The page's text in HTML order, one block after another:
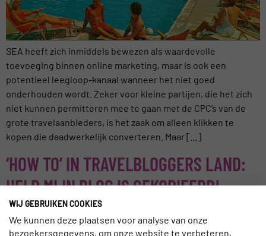
SEA heeft zich inmiddels bewezen als waardevolle
toevoeging binnen online marketing, maar is ook een
potentieel leegloop-kanaal wanneer het niet goed
onderhouden wordt. Zeker voor kleine partijen, die het zich
niet kunnen permitteren mee te gaan met de CPC’s van de
grote travelaanbieders, is het zaak om alleen klikken te
kopen die daadwerkelijk converteren. Maar […]
‘HOW TO’ IN TRAVELBLOGGERS LAND:
HELP MIJN BLOG IS GEKOPIEERD!
Sinds begin 2015 lijken steeds meer travelblogs slachtoffer
WIJ GEBRUIKEN COOKIES
We kunnen deze plaatsen voor analyse van onze
bezoekersgegevens, om onze website te verbeteren,